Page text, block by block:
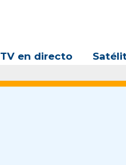
TV en directo